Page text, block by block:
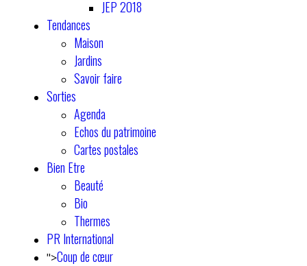
JEP 2018
Tendances
Maison
Jardins
Savoir faire
Sorties
Agenda
Echos du patrimoine
Cartes postales
Bien Etre
Beauté
Bio
Thermes
PR International
">Coup de cœur